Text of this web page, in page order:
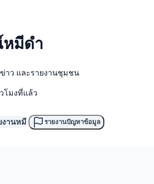
หมีดำ
าว และรายงานชุมชน
โมงที่แล้ว
งานหมี รายงานปัญหาข้อมูล